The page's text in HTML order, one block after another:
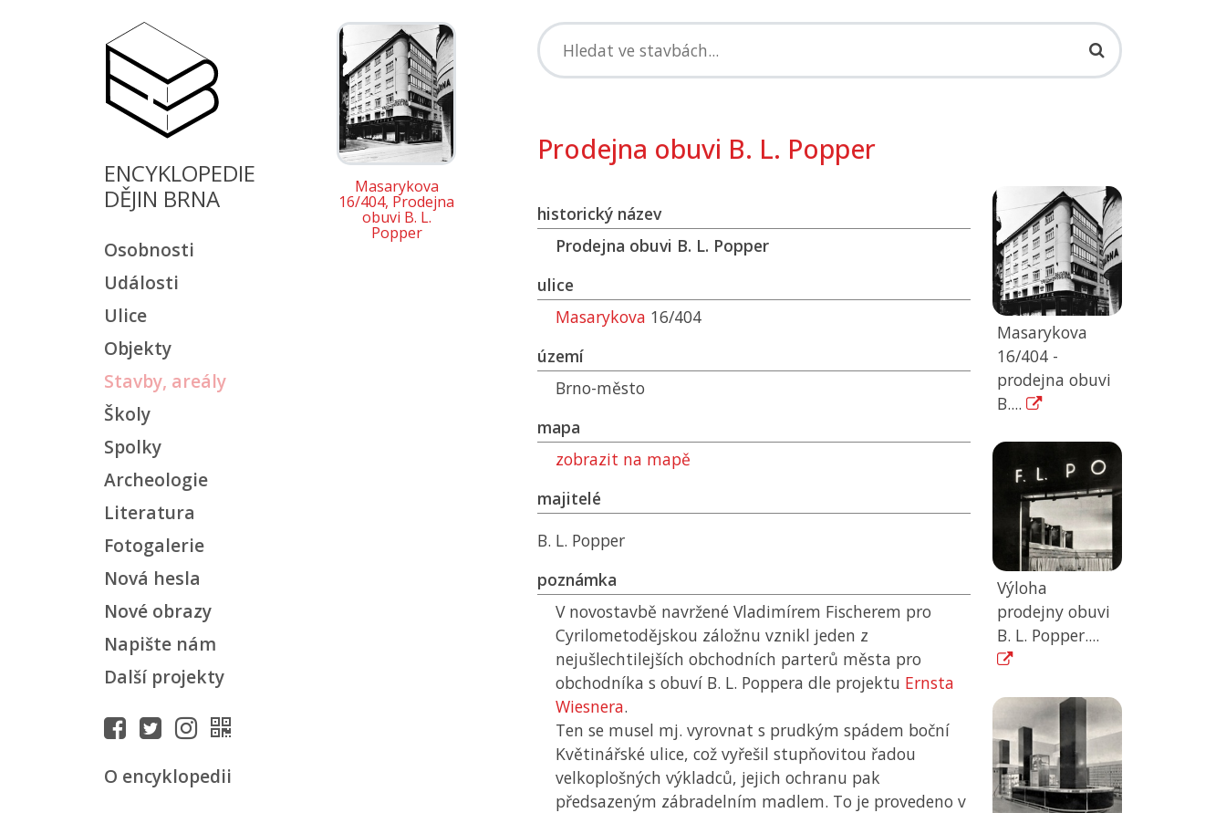
ENCYKLOPEDIE
DĚJIN BRNA
Osobnosti
Události
Ulice
Objekty
Stavby, areály
Školy
Spolky
Archeologie
Literatura
Fotogalerie
Nová hesla
Nové obrazy
Napište nám
Další projekty
O encyklopedii
Masarykova
16/404, Prodejna
obuvi B. L.
Popper
Prodejna obuvi B. L. Popper
historický název
Prodejna obuvi B. L. Popper
ulice
Masarykova 16/404
území
Brno-město
mapa
zobrazit na mapě
majitelé
B. L. Popper
poznámka
V novostavbě navržené Vladimírem Fischerem pro
Cyrilometodějskou záložnu vznikl jeden z
nejušlechtilejších obchodních parterů města pro
obchodníka s obuví B. L. Poppera dle projektu Ernsta
Wiesnera.
Ten se musel mj. vyrovnat s prudkým spádem boční
Květinářské ulice, což vyřešil stupňovitou řadou
velkoplošných výkladců, jejich ochranu pak
předsazeným zábradelním madlem. To je provedeno v
Masarykova
16/404 -
prodejna obuvi
B....
Výloha
prodejny obuvi
B. L. Popper....